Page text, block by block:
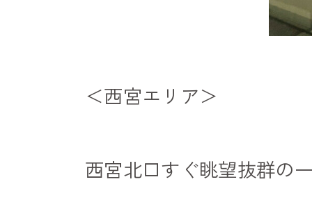
＜西宮エリア＞
西宮北口すぐ眺望抜群の